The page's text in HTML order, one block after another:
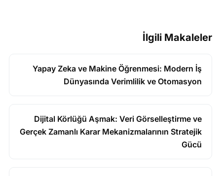
İlgili Makaleler
Yapay Zeka ve Makine Öğrenmesi: Modern İş
Dünyasında Verimlilik ve Otomasyon
Dijital Körlüğü Aşmak: Veri Görselleştirme ve
Gerçek Zamanlı Karar Mekanizmalarının Stratejik
Gücü